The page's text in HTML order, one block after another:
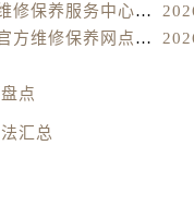
路与渤海大街交叉口
路137号亨得利名表
号王府井东方广场W3
2026最新Patek Philippe百达翡丽腕表维修保养服务中心网点地址实地探访报告
2026最新百达翡丽Patek Philippe手表官方维修保养网点地址调研报告
点
汇总